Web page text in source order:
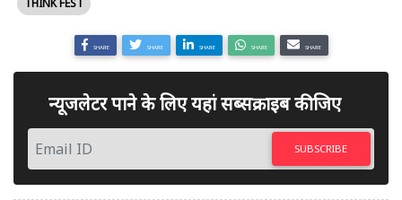
SHARE SHARE SHARE SHARE SHARE
न्यूजलेटर पाने के लिए यहां सब्सक्राइब कीजिए
SUBSCRIBE